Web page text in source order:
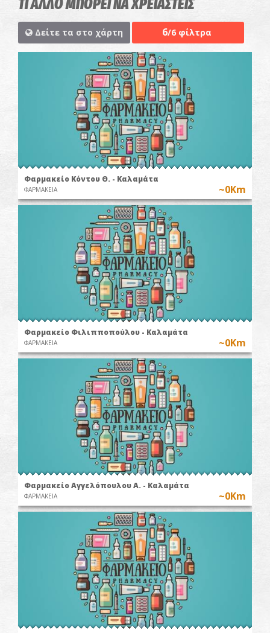
ΤΙ ΑΛΛΟ ΜΠΟΡΕΙ ΝΑ ΧΡΕΙΑΣΤΕΙΣ
Δείτε τα στο χάρτη 6/6 φίλτρα
Φαρμακείο Κόντου Θ. - Καλαμάτα
ΦΑΡΜΑΚΕΙΑ ~0Km
Φαρμακείο Φιλιπποπούλου - Καλαμάτα
ΦΑΡΜΑΚΕΙΑ ~0Km
Φαρμακείο Αγγελόπουλου Α. - Καλαμάτα
ΦΑΡΜΑΚΕΙΑ ~0Km